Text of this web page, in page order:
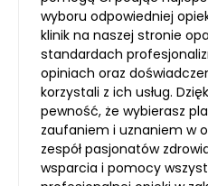
wyboru odpowiedniej
klinik na naszej stronie
standardach
opiniach oraz
korzystali z ich usług.
pewność, że wybierasz
zaufaniem i uznaniem w
zespół pasjonatów
wsparcia i pomocy